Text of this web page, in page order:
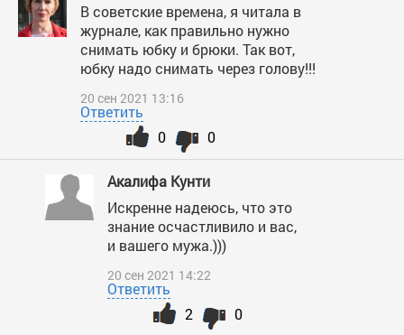
В советские времена, я читала в
журнале, как правильно нужно
снимать юбку и брюки. Так вот,
юбку надо снимать через голову!!!
20 сен 2021 13:16
Ответить
0
0
Акалифа Кунти
Искренне надеюсь, что это
знание осчастливило и вас,
и вашего мужа.)))
20 сен 2021 14:22
Ответить
0
2